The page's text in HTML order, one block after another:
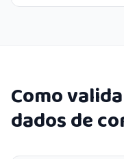
Como
dados de